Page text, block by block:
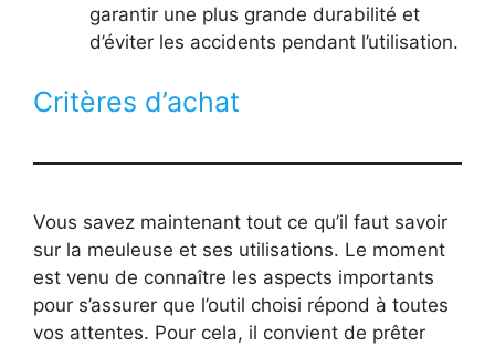
garantir une plus grande durabilité et
d’éviter les accidents pendant l’utilisation.
Critères d’achat
Vous savez maintenant tout ce qu’il faut savoir
sur la meuleuse et ses utilisations. Le moment
est venu de connaître les aspects importants
pour s’assurer que l’outil choisi répond à toutes
vos attentes. Pour cela, il convient de prêter